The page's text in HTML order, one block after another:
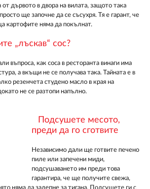
от дървото в двора на вилата, защото така
ще започне да се съсухря. Тя е гарант, че
картофите няма да покълнат.
„лъскав“ сос?
въпроса, как соса в ресторанта винаги има
а вкъщи не се получава така. Тайната е в
резенчета студено масло в края на
не се разтопи напълно.
Подсушете месото,
преди да го сготвите
Независимо дали ще готвите печено
пиле или запечени миди,
подсушаването им преди това
гарантира, че ще получите свежа,